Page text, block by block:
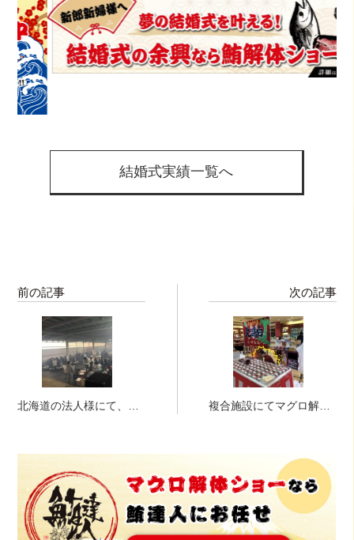
結婚式実績一覧へ
前の記事
北海道の法人様にて、マ
次の記事
複合施設にてマグロ解体